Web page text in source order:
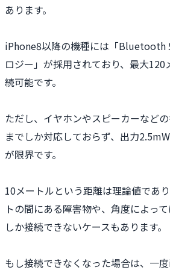
あります。
iPhone8以降の機種には「Bluetooth
ロジー」が採用されており、最大
続可能です。
ただし、イヤホンやスピーカーなどの
までしか対応しておらず、出力
が限界です。
10メートルという距離は理論値であ
トの間にある障害物や、角度によっ
しか接続できないケースもあります。
もし接続できなくなった場合は、一